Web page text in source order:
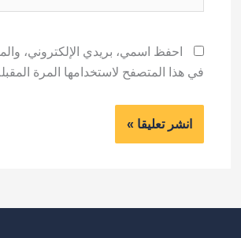
احفظ اسمي، بريدي الإلكتروني،
في هذا المتصفح لاستخدامها المرة